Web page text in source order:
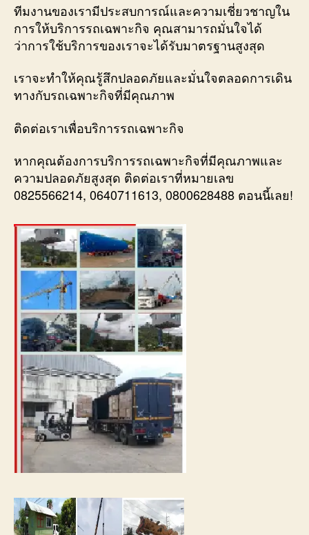
ทีมงานของเรามีประสบการณ์และความเชี่ยวชาญใน
การให้บริการรถเฉพาะกิจ คุณสามารถมั่นใจได้
ว่าการใช้บริการของเราจะได้รับมาตรฐานสูงสุด
เราจะทำให้คุณรู้สึกปลอดภัยและมั่นใจตลอดการเดิน
ทางกับรถเฉพาะกิจที่มีคุณภาพ
ติดต่อเราเพื่อบริการรถเฉพาะกิจ
หากคุณต้องการบริการรถเฉพาะกิจที่มีคุณภาพและ
ความปลอดภัยสูงสุด ติดต่อเราที่หมายเลข
0825566214, 0640711613, 0800628488 ตอนนี้เลย!